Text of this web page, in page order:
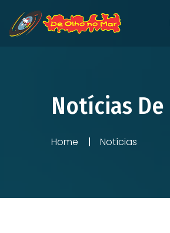
Notícias
Home Notícias